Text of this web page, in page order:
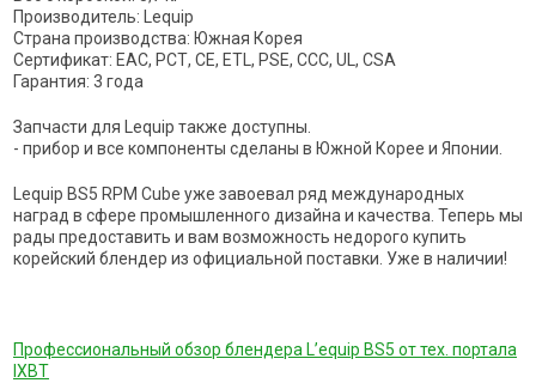
Производитель: Lequip
Страна производства: Южная Корея
Сертификат: EAC, РСТ, CE, ETL, PSE, CCC, UL, CSA
Гарантия: 3 года
Запчасти для Lequip также доступны.
- прибор и все компоненты сделаны в Южной Корее и Японии.
Lequip BS5 RPM Cube уже завоевал ряд международных
наград в сфере промышленного дизайна и качества. Теперь мы
рады предоставить и вам возможность недорого купить
корейский блендер из официальной поставки. Уже в наличии!
Профессиональный обзор блендера L’equip BS5 от тех. портала
IXBT